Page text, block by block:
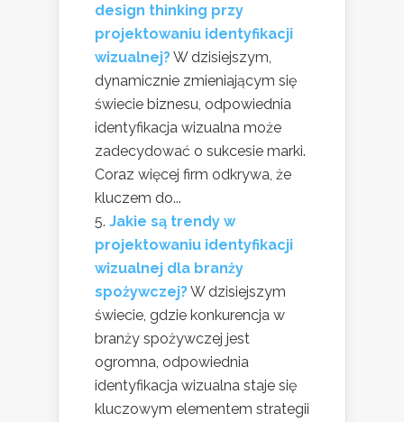
design thinking przy
projektowaniu identyfikacji
wizualnej?W dzisiejszym,
dynamicznie zmieniającym się
świecie biznesu, odpowiednia
identyfikacja wizualna może
zadecydować o sukcesie marki.
Coraz więcej firm odkrywa, że
kluczem do...
Jakie są trendy w
projektowaniu identyfikacji
wizualnej dla branży
spożywczej?W dzisiejszym
świecie, gdzie konkurencja w
branży spożywczej jest
ogromna, odpowiednia
identyfikacja wizualna staje się
kluczowym elementem strategii